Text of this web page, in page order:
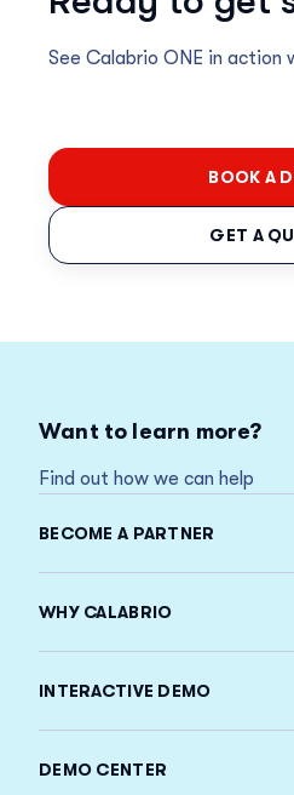
See Calabrio ONE in action
BOOK A
GET A
Want to learn more?
Find out how we can help
BECOME A PARTNER
WHY CALABRIO
INTERACTIVE DEMO
DEMO CENTER